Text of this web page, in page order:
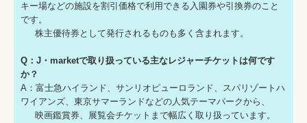
キー場などの施設を割引価格で利用できる入園券や引換券のこと
です。
株主優待券として発行されるものも多く含まれます。
Q：J・marketで取り扱っている主なレジャーチケットは何です
か？
A：富士急ハイランド、サンリオピューロランド、スパリゾートハ
ワイアンズ、東京サマーランドなどの人気テーマパークから、
映画鑑賞券、展覧会チケットまで幅広く取り扱っています。